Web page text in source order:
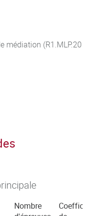
médiation (R1.MLP.20
Nombre